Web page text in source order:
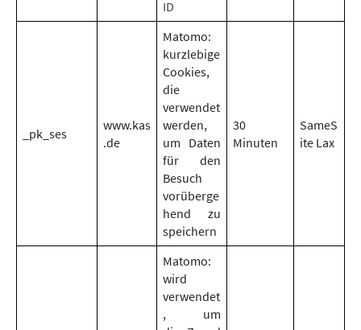
ID
_pk_ses
www.kas
.de
Matomo:
kurzlebige
Cookies,
die
verwendet
werden,
um Daten
für den
Besuch
vorüberge
hend zu
speichern
30
Minuten
SameS
ite Lax
Matomo:
wird
verwendet
, um